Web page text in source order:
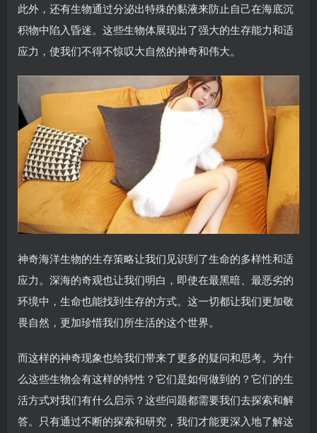
此外，还有生物通过分泌出特殊的黏液来防止自己在海底沉
积物中陷入昏迷。这些生物体展现出了强大的生存能力和适
应力，使我们不得不惊叹大自然的神奇和伟大。
神奇海洋生物的生存策略让我们见识到了生命的多样性和适
应力。深海的奇观也让我们明白，即使在最黑暗、最恶劣的
环境中，生命也能找到生存的方式。这一切都让我们更加敬
畏自然，更加珍惜我们所生活的这个世界。
而这样的神奇现象也给我们带来了更多的疑问和思考。为什
么这些生物会有这样的特性？它们是如何做到的？它们的生
活方式对我们有什么启示？这些问题都需要我们去探索和解
答。只有通过不断的探索和研究，我们才能更深入地了解这